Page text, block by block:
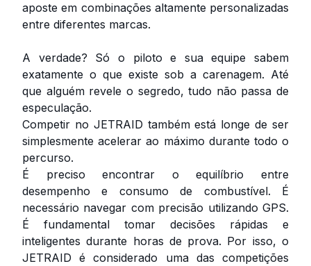
aposte em combinações altamente personalizadas
entre diferentes marcas.
A verdade? Só o piloto e sua equipe sabem
exatamente o que existe sob a carenagem. Até
que alguém revele o segredo, tudo não passa de
especulação.
Competir no JETRAID também está longe de ser
simplesmente acelerar ao máximo durante todo o
percurso.
É preciso encontrar o equilíbrio entre
desempenho e consumo de combustível. É
necessário navegar com precisão utilizando GPS.
É fundamental tomar decisões rápidas e
inteligentes durante horas de prova. Por isso, o
JETRAID é considerado uma das competições